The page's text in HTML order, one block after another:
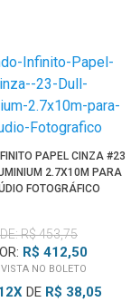
podcast,
pode ser
podcasts,
privados e
PAPEL CINZA #23
2.7X10M PARA
FOTOGRÁFICO
DE: R$ 453,75
R$ 412,50
NO BOLETO
XDE R$ 38,05